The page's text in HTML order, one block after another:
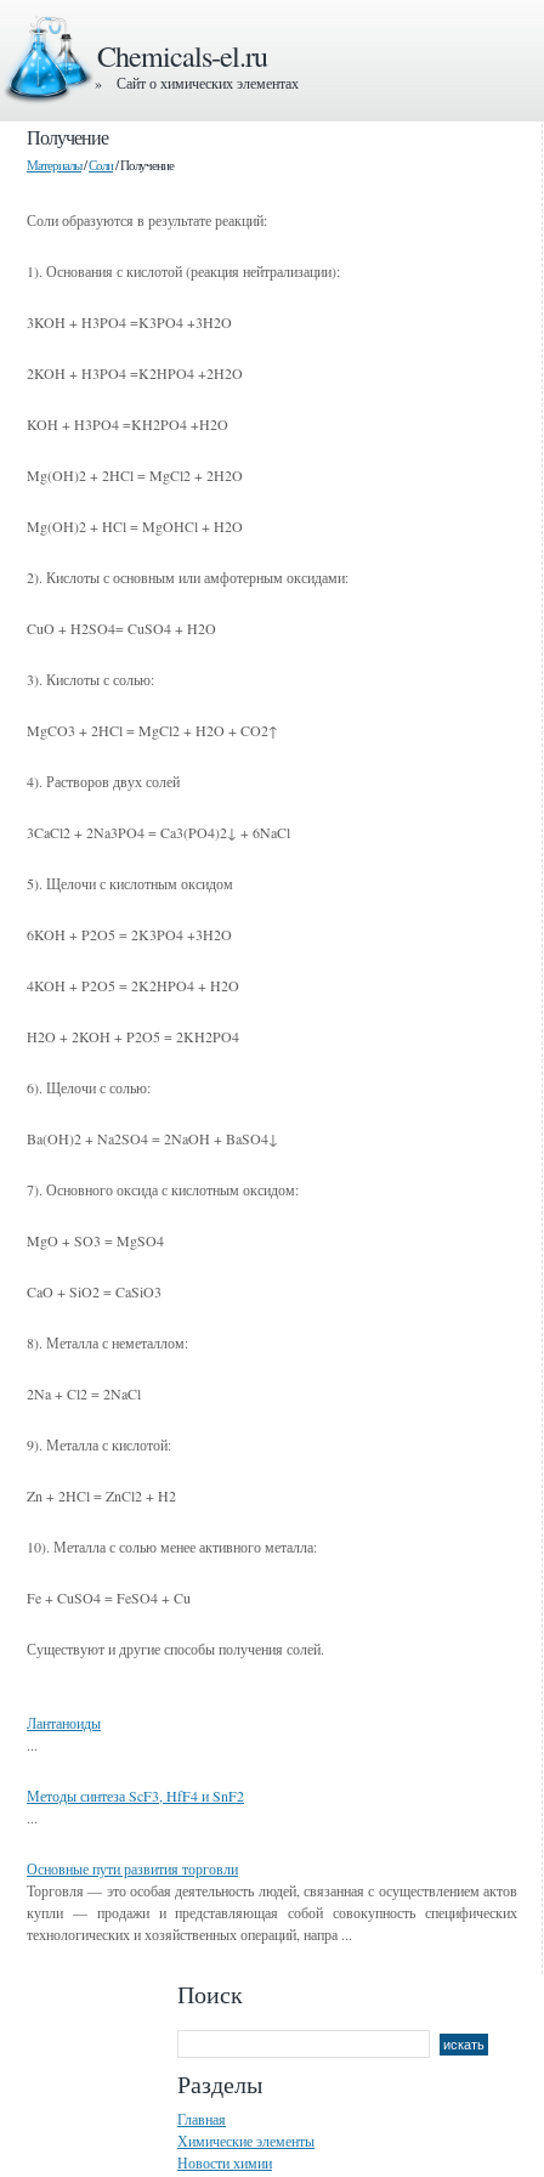
Chemicals-el.ru
» Сайт о химических элементах
Получение
Материалы/Соли/ Получение
Соли образуются в результате реакций:
1). Основания с кислотой (реакция нейтрализации):
3KOH + H3PO4 =K3PO4 +3H2O
2KOH + H3PO4 =K2HPO4 +2H2O
KOH + H3PO4 =KH2PO4 +H2O
Mg(OH)2 + 2HCl = MgCl2 + 2H2O
Mg(OH)2 + HCl = MgOHCl + H2O
2). Кислоты с основным или амфотерным оксидами:
CuO + H2SO4= CuSO4 + H2O
3). Кислоты с солью:
MgCO3 + 2HCl = MgCl2 + H2O + CO2↑
4). Растворов двух солей
3CaCl2 + 2Na3PO4 = Ca3(PO4)2↓ + 6NaCl
5). Щелочи с кислотным оксидом
6KOH + P2O5 = 2K3PO4 +3H2O
4KOH + P2O5 = 2K2HPO4 + H2O
H2O + 2KOH + P2O5 = 2KH2PO4
6). Щелочи с солью:
Ba(OH)2 + Na2SO4 = 2NaOH + BaSO4↓
7). Основного оксида с кислотным оксидом:
MgO + SO3 = MgSO4
CaO + SiO2 = CaSiO3
8). Металла с неметаллом:
2Na + Cl2 = 2NaCl
9). Металла с кислотой:
Zn + 2HCl = ZnCl2 + H2
10). Металла с солью менее активного металла:
Fe + CuSO4 = FeSO4 + Cu
Существуют и другие способы получения солей.
Лантаноиды
...
Методы синтеза ScF3, HfF4 и SnF2
...
Основные пути развития торговли
Торговля — это особая деятельность людей, связанная с осуществлением актов
купли — продажи и представляющая собой совокупность специфических
технологических и хозяйственных операций, напра ...
Поиск
Разделы
Главная
Химические элементы
Новости химии